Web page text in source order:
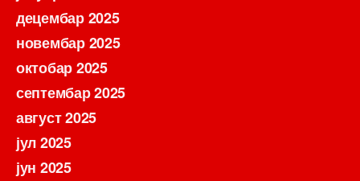
децембар 2025
новембар 2025
октобар 2025
септембар 2025
август 2025
јул 2025
јун 2025